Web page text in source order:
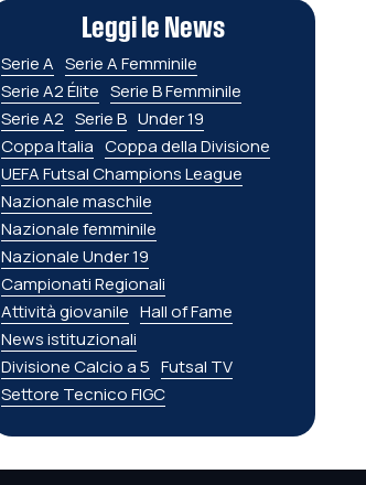
Leggi le News
Serie A Serie A Femminile
Serie A2 Élite Serie B Femminile
Serie A2 Serie B Under 19
Coppa Italia Coppa della Divisione
UEFA Futsal Champions League
Nazionale maschile
Nazionale femminile
Nazionale Under 19
Campionati Regionali
Attività giovanile Hall of Fame
News istituzionali
Divisione Calcio a 5 Futsal TV
Settore Tecnico FIGC